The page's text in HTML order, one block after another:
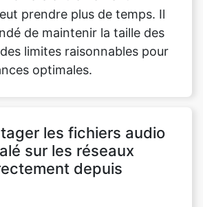
optimales.
les fichiers audio
vous permet de
fichiers audio modifiés sur
Pour partager sur les